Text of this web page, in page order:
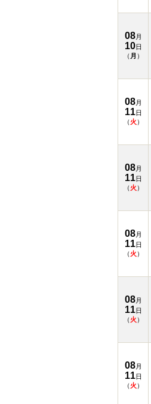
08月
10日
（ 月 ）
08月
11日
（火）
08月
11日
（ 火 ）
08月
11日
（火）
08月
11日
（ 火 ）
08月
11日
（火）